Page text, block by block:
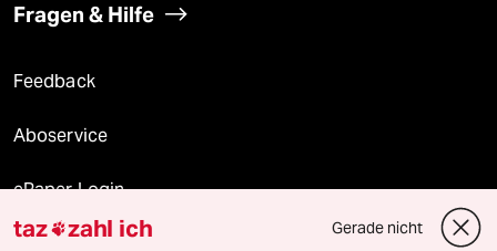
Fragen & Hilfe
Feedback
Aboservice
ePaper Login
Downloads für Abonnierende
taz zahl ich Gerade nicht